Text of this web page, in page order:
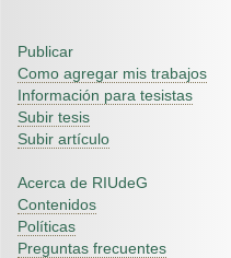
Publicar
Como agregar mis trabajos
Información para tesistas
Subir tesis
Subir artículo
Acerca de RIUdeG
Contenidos
Políticas
Preguntas frecuentes